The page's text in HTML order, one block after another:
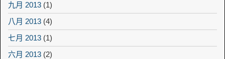
九月 2013 (1)
八月 2013 (4)
七月 2013 (1)
六月 2013 (2)